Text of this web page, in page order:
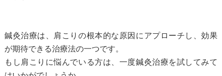
鍼灸治療は、肩こりの根本的な原因にアプローチし、効果
が期待できる治療法の一つです。
もし肩こりに悩んでいる方は、一度鍼灸治療を試してみて